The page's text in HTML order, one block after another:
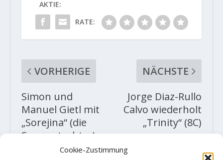
Cookie-Zustimmung
AKTIE:
RATE:
VORHERIGE
Simon und
Manuel Gietl mit
„Sorejina“ (die
Sonnentochter),
(WI 5+, M6)
NÄCHSTE
Jorge Diaz-Rullo
Calvo wiederholt
„Trinity“ (8C)